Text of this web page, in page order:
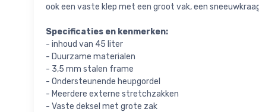
ook een vaste klep met een groot vak, een
Specificaties en kenmerken:
- inhoud van 45 liter
- Duurzame materialen
- 3,5 mm stalen frame
- Ondersteunende heupgordel
- Meerdere externe stretchzakken
- Vaste deksel met grote zak